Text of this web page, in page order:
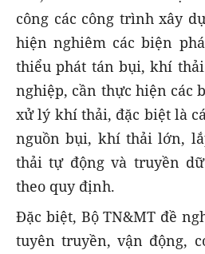
công các công trình xây
hiện nghiêm các biện
thiểu phát tán bụi, khí
nghiệp, cần thực hiện các
xử lý khí thải, đặc biệt là
nguồn bụi, khí thải lớn,
thải tự động và truyền
theo quy định.
Đặc biệt, Bộ TN&MT đề
tuyên truyền, vận động,